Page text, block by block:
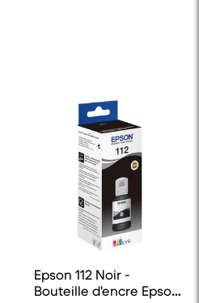
Epson 112 Noir -
Bouteille d'encre Epson